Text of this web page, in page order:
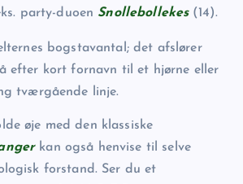
party-duoen Snollebollekes(14).
bogstavantal; det afslører
efter kort fornavn til et hjørne eller
tværgående linje.
øje med den klassiske
kan også henvise til selve
forstand. Ser du et